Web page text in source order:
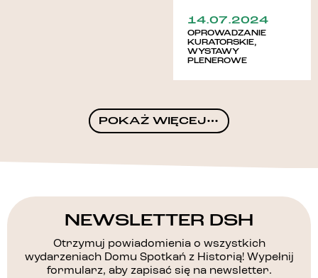
14.07.2024
OPROWADZANIE
KURATORSKIE,
WYSTAWY
PLENEROWE
POKAŻ WIĘCEJ
NEWSLETTER DSH
Otrzymuj powiadomienia o wszystkich
wydarzeniach Domu Spotkań z Historią! Wypełnij
formularz, aby zapisać się na newsletter.